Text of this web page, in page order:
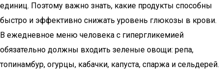
единиц. Поэтому важно знать, какие продукты способны
быстро и эффективно снижать уровень глюкозы в крови.
В ежедневное меню человека с гипергликемией
обязательно должны входить зеленые овощи: репа,
топинамбур, огурцы, кабачки, капуста, спаржа и сельдерей.